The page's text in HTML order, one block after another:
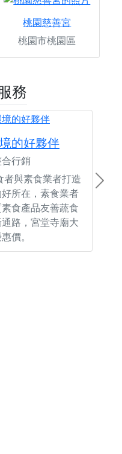
桃園慈善宮
桃園市桃園區
務
的好夥伴
行銷
者與素食業者打造
所在，素食業者
食產品友善蔬食
路，宮堂寺廟大
價。
Next